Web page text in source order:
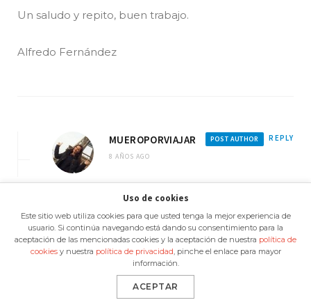
Un saludo y repito, buen trabajo.
Alfredo Fernández
MUEROPORVIAJAR
POST AUTHOR
8 AÑOS AGO
REPLY
Gracias por tu mensaje.
Si, es una buena idea hacer una infografía con
el detalle de los costes.
Uso de cookies
Este sitio web utiliza cookies para que usted tenga la mejor experiencia de
usuario. Si continúa navegando está dando su consentimiento para la
aceptación de las mencionadas cookies y la aceptación de nuestra política de
cookiesy nuestra política de privacidad, pinche el enlace para mayor
información.
ACEPTAR